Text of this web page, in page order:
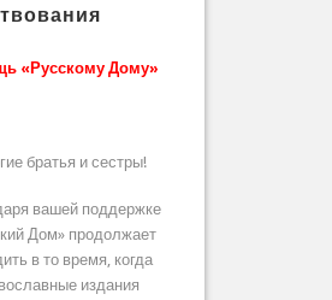
«Русскому Дому»
братья и сестры!
вашей поддержке
Дом» продолжает
в то время, когда
издания